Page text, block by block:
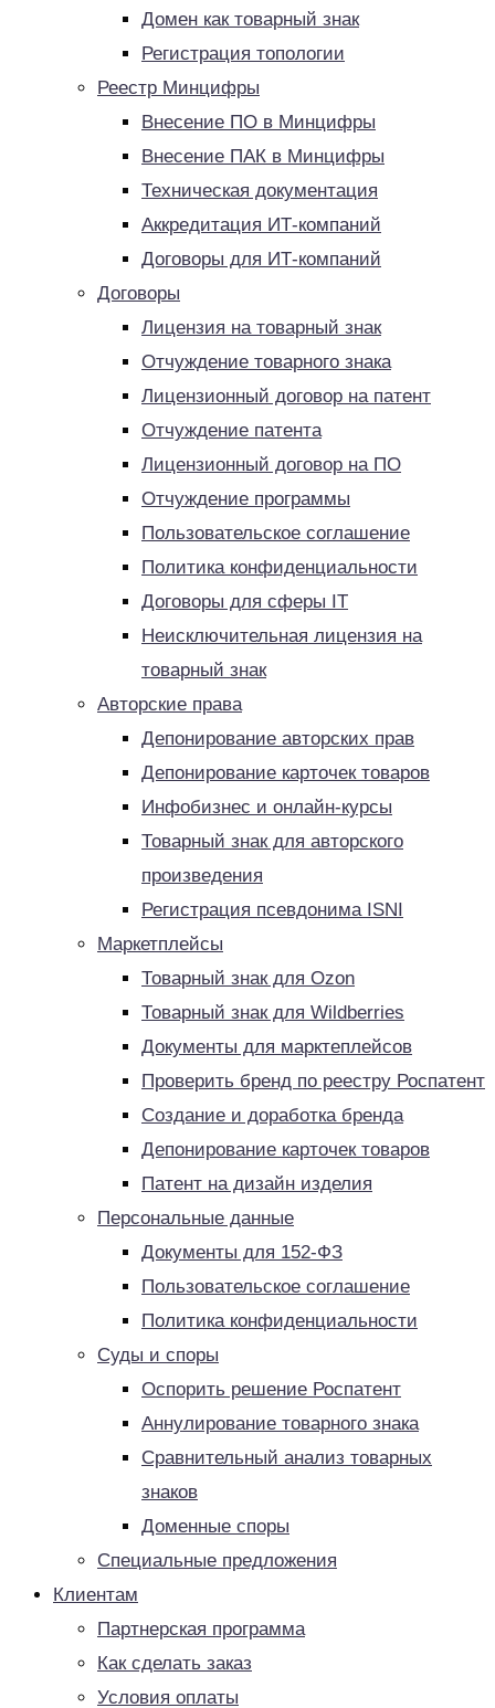
Домен как товарный знак
Регистрация топологии
Реестр Минцифры
Внесение ПО в Минцифры
Внесение ПАК в Минцифры
Техническая документация
Аккредитация ИТ-компаний
Договоры для ИТ-компаний
Договоры
Лицензия на товарный знак
Отчуждение товарного знака
Лицензионный договор на патент
Отчуждение патента
Лицензионный договор на ПО
Отчуждение программы
Пользовательское соглашение
Политика конфиденциальности
Договоры для сферы IT
Неисключительная лицензия на
товарный знак
Авторские права
Депонирование авторских прав
Депонирование карточек товаров
Инфобизнес и онлайн-курсы
Товарный знак для авторского
произведения
Регистрация псевдонима ISNI
Маркетплейсы
Товарный знак для Ozon
Товарный знак для Wildberries
Документы для марктеплейсов
Проверить бренд по реестру Роспатент
Создание и доработка бренда
Депонирование карточек товаров
Патент на дизайн изделия
Персональные данные
Документы для 152-ФЗ
Пользовательское соглашение
Политика конфиденциальности
Суды и споры
Оспорить решение Роспатент
Аннулирование товарного знака
Сравнительный анализ товарных
знаков
Доменные споры
Специальные предложения
Клиентам
Партнерская программа
Как сделать заказ
Условия оплаты